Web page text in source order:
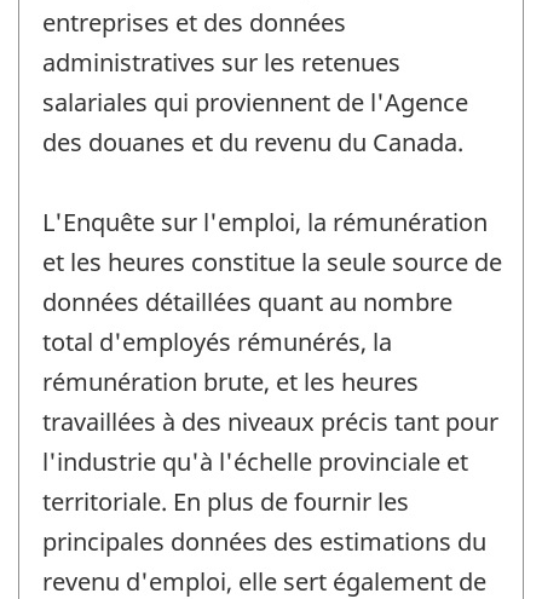
entreprises et des données
administratives sur les retenues
salariales qui proviennent de l'Agence
des douanes et du revenu du Canada.
L'Enquête sur l'emploi, la rémunération
et les heures constitue la seule source de
données détaillées quant au nombre
total d'employés rémunérés, la
rémunération brute, et les heures
travaillées à des niveaux précis tant pour
l'industrie qu'à l'échelle provinciale et
territoriale. En plus de fournir les
principales données des estimations du
revenu d'emploi, elle sert également de